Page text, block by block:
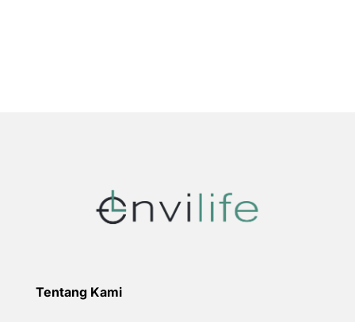
Tentang Kami